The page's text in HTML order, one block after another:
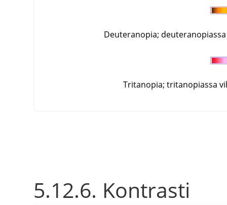
Deuteranopia;
Tritanopia; tritanopiassa
5.12.6. Kontrasti